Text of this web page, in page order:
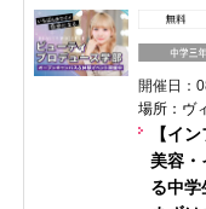
開催日：
場所：ヴ
【イ
美容・
る中学